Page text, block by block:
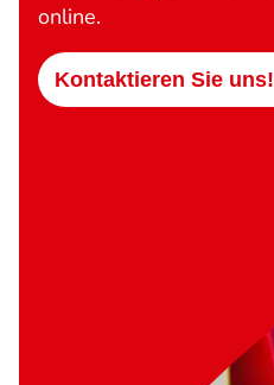
online.
Kontaktieren Sie uns!